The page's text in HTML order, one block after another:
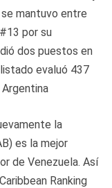
se mantuvo entre
por su
dos puestos en
evaluó 437
la
es la mejor
de Venezuela. Así
Ranking